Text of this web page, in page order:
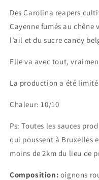
Des Carolina reapers
Cayenne fumés au chêne
l’ail et du sucre candy
Elle va avec tout,
La production a été limité
Chaleur: 10/10
Ps: Toutes les sauces
qui poussent à Bruxelles
moins de 2km du lieu de
Composition: oignons